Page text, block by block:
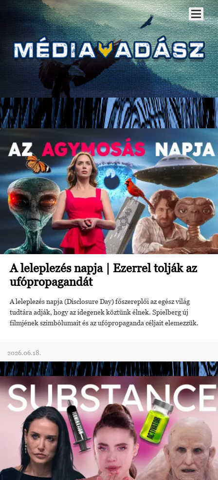
A leleplezés napja | Ezerrel tolják az
ufópropagandát
A leleplezés napja (Disclosure Day) főszereplői az egész világ
tudtára adják, hogy az idegenek köztünk élnek. Spielberg új
filmjének szimbólumait és az ufópropaganda céljait elemezzük.
2026.06.18.